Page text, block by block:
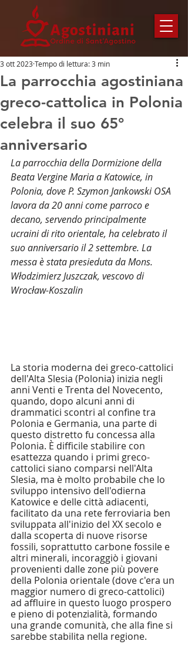
La parrocchia agostiniana
greco-cattolica in Polonia
celebra il suo 65°
anniversario
3 ott 2023Tempo di lettura: 3 min
La parrocchia della Dormizione della
Beata Vergine Maria a Katowice, in
Polonia, dove P. Szymon Jankowski OSA
lavora da 20 anni come parroco e
decano, servendo principalmente
ucraini di rito orientale, ha celebrato il
suo anniversario il 2 settembre. La
messa è stata presieduta da Mons.
Włodzimierz Juszczak, vescovo di
Wrocław-Koszalin
La storia moderna dei greco-cattolici
dell'Alta Slesia (Polonia) inizia negli
anni Venti e Trenta del Novecento,
quando, dopo alcuni anni di
drammatici scontri al confine tra
Polonia e Germania, una parte di
questo distretto fu concessa alla
Polonia. È difficile stabilire con
esattezza quando i primi greco-
cattolici siano comparsi nell'Alta
Slesia, ma è molto probabile che lo
sviluppo intensivo dell'odierna
Katowice e delle città adiacenti,
facilitato da una rete ferroviaria ben
sviluppata all'inizio del XX secolo e
dalla scoperta di nuove risorse
fossili, soprattutto carbone fossile e
altri minerali, incoraggiò i giovani
provenienti dalle zone più povere
della Polonia orientale (dove c'era un
maggior numero di greco-cattolici)
ad affluire in questo luogo prospero
e pieno di potenzialità, formando
una grande comunità, che alla fine si
sarebbe stabilita nella regione.